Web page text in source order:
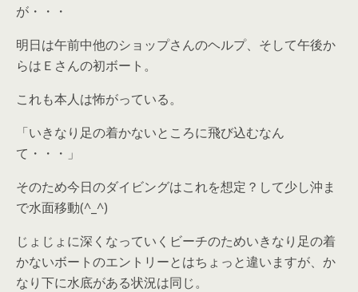
が・・・
明日は午前中他のショップさんのヘルプ、そして午後か
らはＥさんの初ボート。
これも本人は怖がっている。
「いきなり足の着かないところに飛び込むなん
て・・・」
そのため今日のダイビングはこれを想定？して少し沖ま
で水面移動(^_^)
じょじょに深くなっていくビーチのためいきなり足の着
かないボートのエントリーとはちょっと違いますが、か
なり下に水底がある状況は同じ。